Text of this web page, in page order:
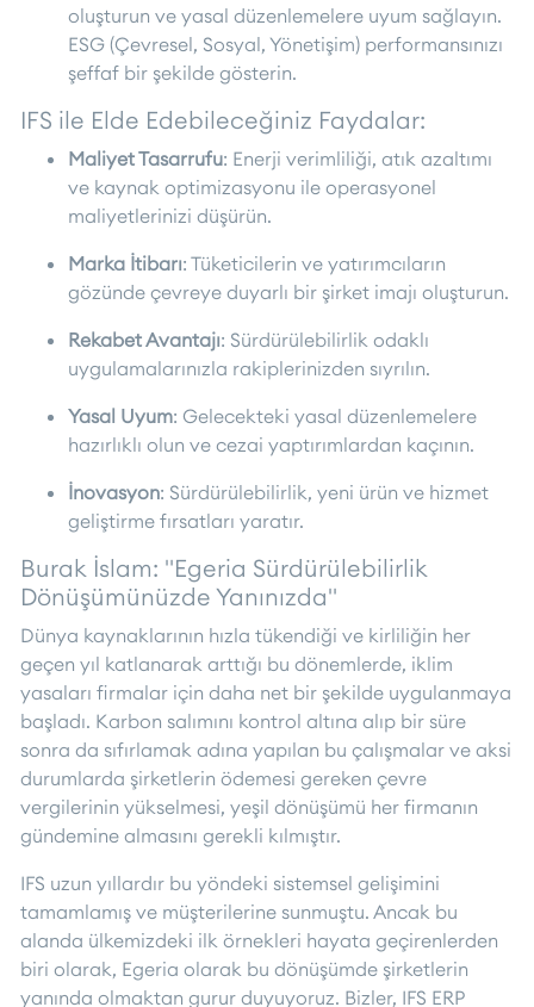
oluşturun ve yasal düzenlemelere uyum sağlayın.
ESG (Çevresel, Sosyal, Yönetişim) performansınızı
şeffaf bir şekilde gösterin.
IFS ile Elde Edebileceğiniz Faydalar:
Maliyet Tasarrufu: Enerji verimliliği, atık azaltımı
ve kaynak optimizasyonu ile operasyonel
maliyetlerinizi düşürün.
Marka İtibarı: Tüketicilerin ve yatırımcıların
gözünde çevreye duyarlı bir şirket imajı oluşturun.
Rekabet Avantajı: Sürdürülebilirlik odaklı
uygulamalarınızla rakiplerinizden sıyrılın.
Yasal Uyum: Gelecekteki yasal düzenlemelere
hazırlıklı olun ve cezai yaptırımlardan kaçının.
İnovasyon: Sürdürülebilirlik, yeni ürün ve hizmet
geliştirme fırsatları yaratır.
Burak İslam: "Egeria Sürdürülebilirlik
Dönüşümünüzde Yanınızda"
Dünya kaynaklarının hızla tükendiği ve kirliliğin her
geçen yıl katlanarak arttığı bu dönemlerde, iklim
yasaları firmalar için daha net bir şekilde uygulanmaya
başladı. Karbon salımını kontrol altına alıp bir süre
sonra da sıfırlamak adına yapılan bu çalışmalar ve aksi
durumlarda şirketlerin ödemesi gereken çevre
vergilerinin yükselmesi, yeşil dönüşümü her firmanın
gündemine almasını gerekli kılmıştır.
IFS uzun yıllardır bu yöndeki sistemsel gelişimini
tamamlamış ve müşterilerine sunmuştu. Ancak bu
alanda ülkemizdeki ilk örnekleri hayata geçirenlerden
biri olarak, Egeria olarak bu dönüşümde şirketlerin
yanında olmaktan gurur duyuyoruz. Bizler, IFS ERP